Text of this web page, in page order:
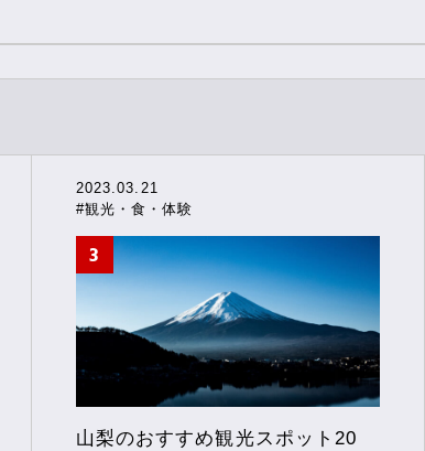
2023.03.21
#観光・食・体験
山梨のおすすめ観光スポット20